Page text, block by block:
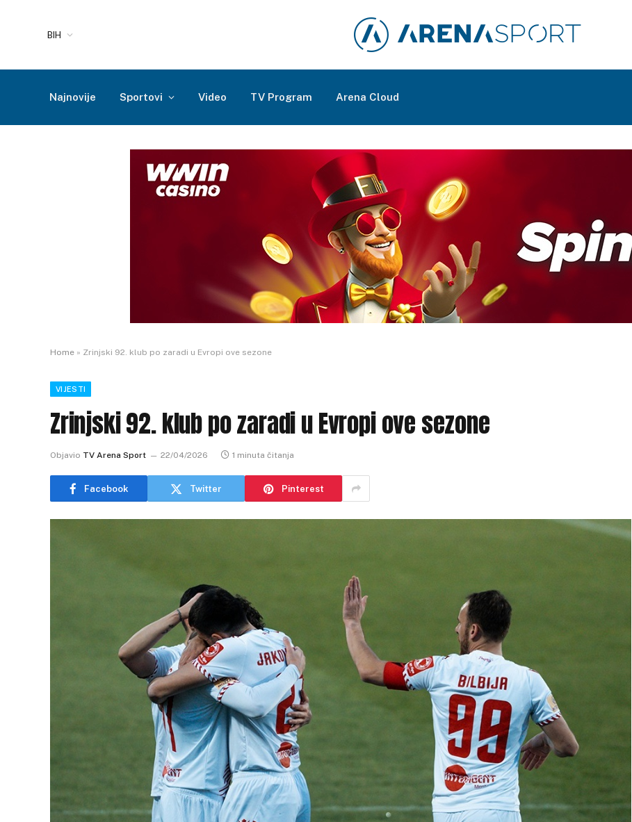
BIH
Najnovije Sportovi Video TV Program Arena Cloud
Home » Zrinjski 92. klub po zaradi u Evropi ove sezone
VIJESTI
Zrinjski 92. klub po zaradi u Evropi ove sezone
Objavio TV Arena Sport 22/04/2026 1 minuta čitanja
Facebook Twitter Pinterest